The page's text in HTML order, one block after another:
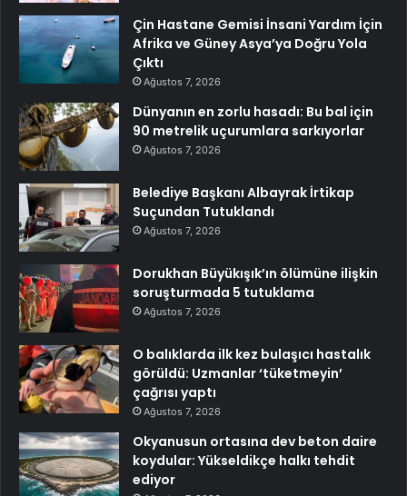
Çin Hastane Gemisi İnsani Yardım İçin
Afrika ve Güney Asya’ya Doğru Yola
Çıktı
Ağustos 7, 2026
Dünyanın en zorlu hasadı: Bu bal için
90 metrelik uçurumlara sarkıyorlar
Ağustos 7, 2026
Belediye Başkanı Albayrak İrtikap
Suçundan Tutuklandı
Ağustos 7, 2026
Dorukhan Büyükışık’ın ölümüne ilişkin
soruşturmada 5 tutuklama
Ağustos 7, 2026
O balıklarda ilk kez bulaşıcı hastalık
görüldü: Uzmanlar ‘tüketmeyin’
çağrısı yaptı
Ağustos 7, 2026
Okyanusun ortasına dev beton daire
koydular: Yükseldikçe halkı tehdit
ediyor